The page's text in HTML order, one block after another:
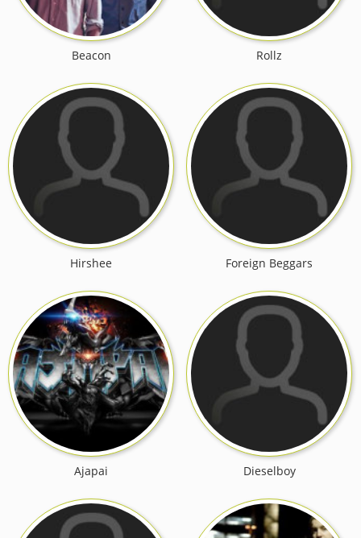
Beacon Rollz
Hirshee Foreign Beggars
Ajapai Dieselboy